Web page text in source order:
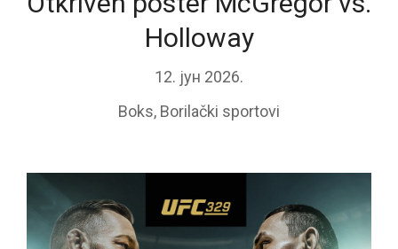
Holloway
12. јун 2026.
Boks, Borilački sportovi